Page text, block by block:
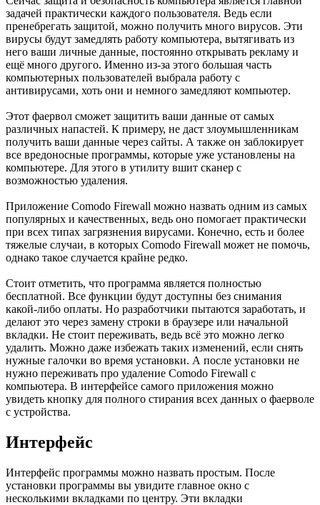
задачей практически каждого пользователя. Ведь если
пренебрегать защитой, можно получить много вирусов. Эти
вирусы будут замедлять работу компьютера, вытягивать из
него ваши личные данные, постоянно открывать рекламу и
ещё много другого. Именно из-за этого большая часть
компьютерных пользователей выбрала работу с
антивирусами, хоть они и немного замедляют компьютер.
Этот фаервол сможет защитить ваши данные от самых
различных напастей. К примеру, не даст злоумышленникам
получить ваши данные через сайты. А также он заблокирует
все вредоносные программы, которые уже установлены на
компьютере. Для этого в утилиту вшит сканер с
возможностью удаления.
Приложение Comodo Firewall можно назвать одним из самых
популярных и качественных, ведь оно помогает практически
при всех типах загрязнения вирусами. Конечно, есть и более
тяжелые случаи, в которых Comodo Firewall может не помочь,
однако такое случается крайне редко.
Стоит отметить, что программа является полностью
бесплатной. Все функции будут доступны без снимания
какой-либо оплаты. Но разработчики пытаются заработать, и
делают это через замену строки в браузере или начальной
вкладки. Не стоит переживать, ведь всё это можно легко
удалить. Можно даже избежать таких изменений, если снять
нужные галочки во время установки. А после установки не
нужно переживать про удаление Comodo Firewall с
компьютера. В интерфейсе самого приложения можно
увидеть кнопку для полного стирания всех данных о фаерволе
с устройства.
Интерфейс
Интерфейс программы можно назвать простым. После
установки программы вы увидите главное окно с
несколькими вкладками по центру. Эти вкладки